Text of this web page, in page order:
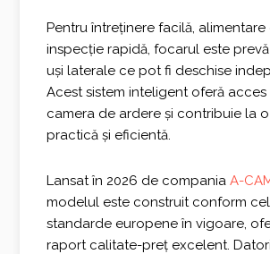
Pentru întreținere facilă, alimentare
inspecție rapidă, focarul este
uși laterale ce pot fi deschise
Acest sistem inteligent oferă
camera de ardere și contribuie la
practică și eficientă.
Lansat în 2026 de companiaA-
modelul este construit conform
standarde europene în vigoare,
raport calitate-preț excelent.